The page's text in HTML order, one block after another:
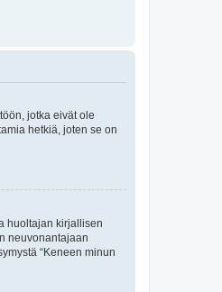
jotka eivät ole
hetkiä, joten se on
huoltajan kirjallisen
neuvonantajaan
“Keneen minun